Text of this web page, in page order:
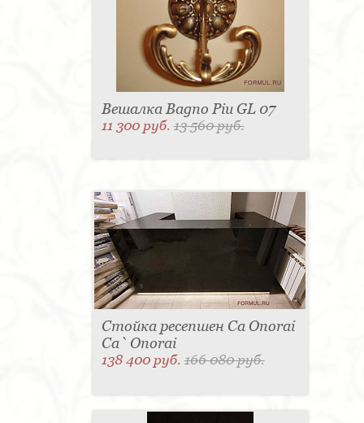
Вешалка Bagno Piu GL 07
11 300 руб.13 560 руб.
Стойка ресепшен Ca Onorai
Ca` Onorai
138 400 руб.166 080 руб.